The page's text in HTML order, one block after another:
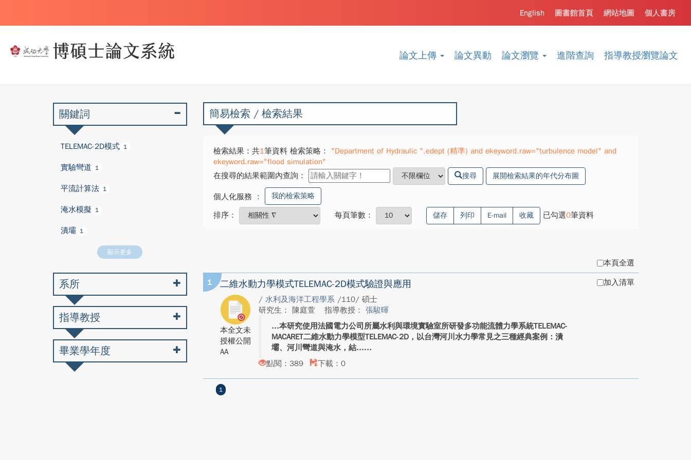
論文上傳 論文異動 論文瀏覽 進階查詢 指導教授瀏覽論文
個人書房
網站地圖
圖書館首頁
English
簡易檢索 / 檢索結果
檢索結果：共1筆資料 檢索策略：
"Department of Hydraulic ".edept (精準) and ekeyword.raw="turbulence model" and
ekeyword.raw="flood simulation"
在搜尋的結果範圍內查詢：
搜尋 展開檢索結果的年代分布圖
個人化服務 ： 我的檢索策略
排序： 每頁筆數： 儲存 列印 E-mail 收藏 已勾選0筆資料
本頁全選
1 二維水動力學模式TELEMAC-2D模式驗證與應用
本全文未
授權公開
AA
/ 水利及海洋工程學系 /110/ 碩士
研究生： 陳庭萱
指導教授： 張駿暉
本研究使用法國電力公司所屬水利與環境實驗室所研發多功能流體力學系統TELEMAC-
MACARET二維水動力學模型TELEMAC-2D，以台灣河川水力學常見之三種經典案例：潰
壩、河川彎道與淹水，結...
點閱：389
下載：0
加入清單
1
關鍵詞
TELEMAC-2D模式 1
實驗彎道 1
平流計算法 1
淹水模擬 1
潰壩 1
顯示更多
系所
指導教授
畢業學年度